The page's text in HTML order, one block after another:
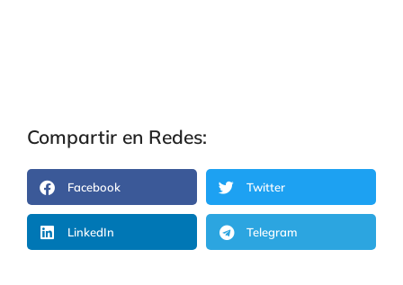
Compartir en Redes:
Facebook Twitter
LinkedIn Telegram